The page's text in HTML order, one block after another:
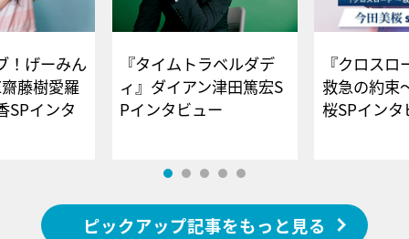
！げーみん
藤樹愛羅
SPインタ
『タイムトラベルダデ
ィ』ダイアン津田篤宏S
Pインタビュー
『クロス
救急の約束
桜SPイ
ピックアップ記事をもっと見る